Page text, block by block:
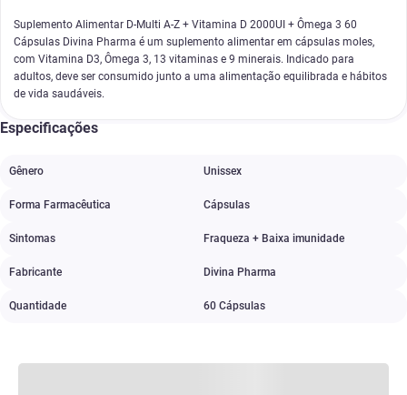
Suplemento Alimentar D-Multi A-Z + Vitamina D 2000UI + Ômega 3 60
Cápsulas Divina Pharma é um suplemento alimentar em cápsulas moles,
com Vitamina D3, Ômega 3, 13 vitaminas e 9 minerais. Indicado para
adultos, deve ser consumido junto a uma alimentação equilibrada e hábitos
de vida saudáveis.
Especificações
Gênero Unissex
Forma Farmacêutica Cápsulas
Sintomas Fraqueza + Baixa imunidade
Fabricante Divina Pharma
Quantidade 60 Cápsulas